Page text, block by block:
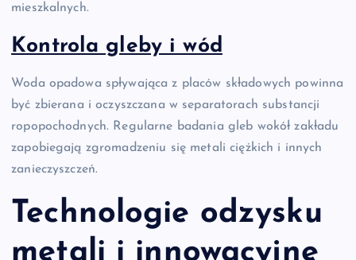
mieszkalnych.
Kontrola gleby i wód
Woda opadowa spływająca z placów składowych powinna
być zbierana i oczyszczana w separatorach substancji
ropopochodnych. Regularne badania gleb wokół zakładu
zapobiegają zgromadzeniu się metali ciężkich i innych
zanieczyszczeń.
Technologie odzysku
metali i innowacyjne